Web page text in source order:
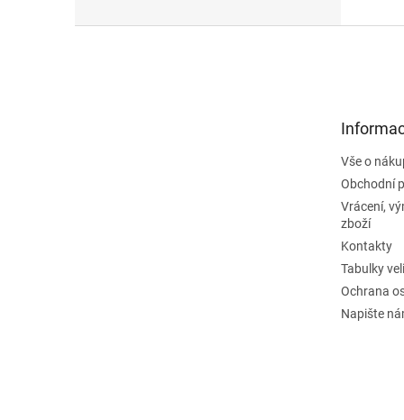
Vše o
Obchodní
Vrácení,
zboží
Kontakty
Tabulky
Ochrana
Napište